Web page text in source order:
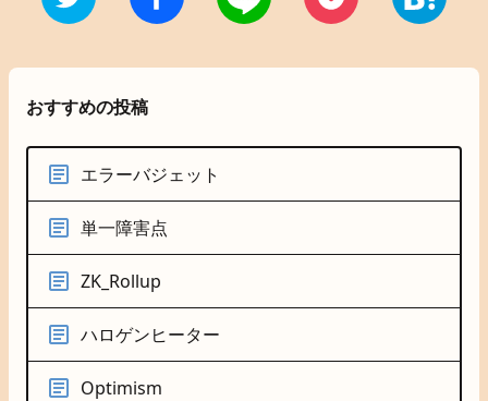
おすすめの投稿
エラーバジェット
単一障害点
ZK_Rollup
ハロゲンヒーター
Optimism